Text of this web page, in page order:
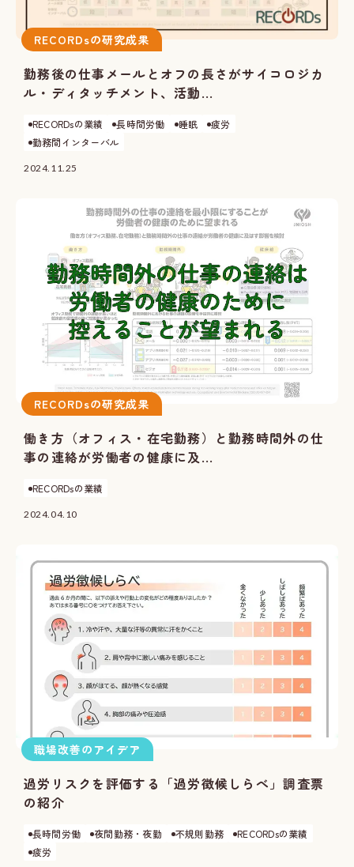
RECORDsの研究成果
勤務後の仕事メールとオフの長さがサイコロジカ
ル・ディタッチメント、活動...
RECORDsの業績 長時間労働 睡眠
疲労
勤務間インターバル
2024.11.25
RECORDsの研究成果
働き方（オフィス・在宅勤務）と勤務時間外の仕
事の連絡が労働者の健康に及...
RECORDsの業績
2024.04.10
職場改善のアイデア
過労リスクを評価する「過労徴候しらべ」調査票
の紹介
長時間労働 夜間勤務・夜勤 不規則勤務
RECORDsの業績
疲労